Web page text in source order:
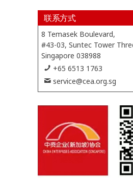
联系方式
8 Temasek Boulevard,
#43-03, Suntec Tower
Singapore 038988
+65 6513 1763
service@cea.org.sg